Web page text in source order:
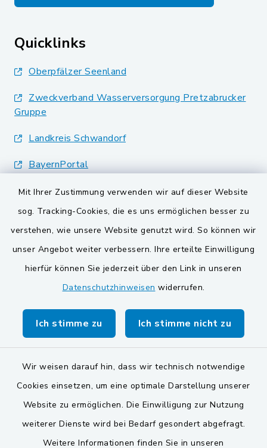
Mit Ihrer Zustimmung verwenden wir auf dieser Website
sog. Tracking-Cookies, die es uns ermöglichen besser zu
verstehen, wie unsere Website genutzt wird. So können wir
unser Angebot weiter verbessern. Ihre erteilte Einwilligung
hierfür können Sie jederzeit über den Link in unseren
Datenschutzhinweisen widerrufen.
Ich stimme zu Ich stimme nicht zu
Wir weisen darauf hin, dass wir technisch notwendige
Cookies einsetzen, um eine optimale Darstellung unserer
Website zu ermöglichen. Die Einwilligung zur Nutzung
weiterer Dienste wird bei Bedarf gesondert abgefragt.
Weitere Informationen finden Sie in unseren
Quicklinks
Oberpfälzer Seenland
Zweckverband Wasserversorgung Pretzabrucker
Gruppe
Landkreis Schwandorf
BayernPortal
VG und Gemeinden
Gemeinde Schwarzach bei Nabburg
Gemeinde Stulln
Barrierefreiheit
Datenschutz